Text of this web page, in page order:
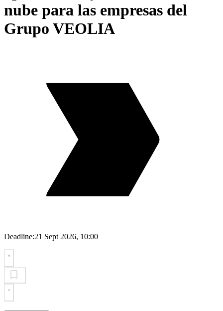
nube para las empresas del
Grupo VEOLIA
Deadline:21 Sept 2026, 10:00